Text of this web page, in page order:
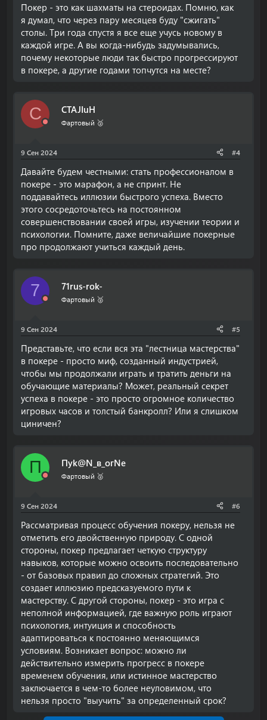
Покер - это как шахматы на стероидах. Помню, как
я думал, что через пару месяцев буду "сжигать"
столы. Три года спустя я все еще учусь новому в
каждой игре. А вы когда-нибудь задумывались,
почему некоторые люди так быстро прогрессируют
в покере, а другие годами топчутся на месте?
C CTAJIuH
Фартовый 🥈
9 Сен 2024 #4
Давайте будем честными: стать профессионалом в
покере - это марафон, а не спринт. Не
поддавайтесь иллюзии быстрого успеха. Вместо
этого сосредоточьтесь на постоянном
совершенствовании своей игры, изучении теории и
психологии. Помните, даже величайшие покерные
про продолжают учиться каждый день.
7 71rus-rok-
Фартовый 🥈
9 Сен 2024 #5
Представьте, что если вся эта "лестница мастерства"
в покере - просто миф, созданный индустрией,
чтобы мы продолжали играть и тратить деньги на
обучающие материалы? Может, реальный секрет
успеха в покере - это просто огромное количество
игровых часов и толстый банкролл? Или я слишком
циничен?
П Пyk@N_в_огNe
Фартовый 🥈
9 Сен 2024 #6
Рассматривая процесс обучения покеру, нельзя не
отметить его двойственную природу. С одной
стороны, покер предлагает четкую структуру
навыков, которые можно освоить последовательно
- от базовых правил до сложных стратегий. Это
создает иллюзию предсказуемого пути к
мастерству. С другой стороны, покер - это игра с
неполной информацией, где важную роль играют
психология, интуиция и способность
адаптироваться к постоянно меняющимся
условиям. Возникает вопрос: можно ли
действительно измерить прогресс в покере
временем обучения, или истинное мастерство
заключается в чем-то более неуловимом, что
нельзя просто "выучить" за определенный срок?